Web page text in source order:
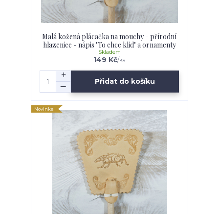
Malá kožená plácačka na mouchy - přírodní
hlazenice - nápis "To chce klid" a ornamenty
149 Kč/ks
Skladem
Přidat do košíku
Novinka